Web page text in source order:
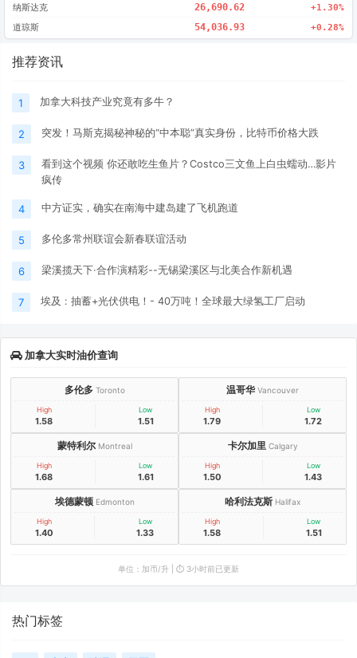
纳斯达克 26,690.62 +1.30%
道琼斯 54,036.93 +0.28%
推荐资讯
1 加拿大科技产业究竟有多牛？
2 突发！马斯克揭秘神秘的“中本聪”真实身份，比特币价格大跌
3
看到这个视频 你还敢吃生鱼片？Costco三文鱼上白虫蠕动…影片
疯传
4 中方证实，确实在南海中建岛建了飞机跑道
5 多伦多常州联谊会新春联谊活动
6 梁溪揽天下·合作演精彩--无锡梁溪区与北美合作新机遇
7 埃及 : 抽蓄+光伏供电！- 40万吨！全球最大绿氢工厂启动
加拿大实时油价查询
多伦多 Toronto
High
1.58
Low
1.51
温哥华 Vancouver
High
1.79
Low
1.72
蒙特利尔 Montreal
High
1.68
Low
1.61
卡尔加里 Calgary
High
1.50
Low
1.43
埃德蒙顿 Edmonton
High
1.40
Low
1.33
哈利法克斯 Halifax
High
1.58
Low
1.51
单位：加币/升 | ⏱️ 3小时前已更新
热门标签